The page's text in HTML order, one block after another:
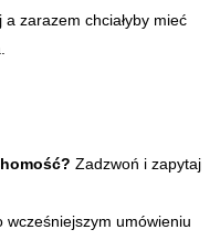
zarazem chciałyby mieć
Zadzwoń i zapytaj
umówieniu